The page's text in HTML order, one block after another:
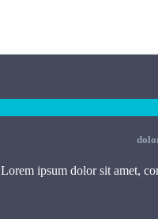
Lorem ipsum dolor sit amet,